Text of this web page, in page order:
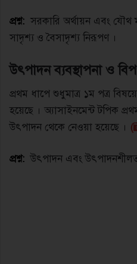
প্রশ্ন: সরকারি অর্থায়ন এবং যৌথ
সাদৃশ্য ও বৈসাদৃশ্য নিরূপণ ।
উৎপাদন ব্যবস্থাপনা ও
প্রথম ধাপে শুধুমাত্র ১ম পত্র
হয়েছে । অ্যাসাইনমেন্ট টপিক
উৎপাদন থেকে নেওয়া হয়েছে । (
প্রশ্ন:উৎপাদন এবং